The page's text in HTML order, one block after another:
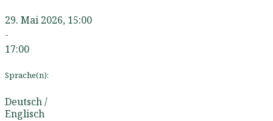
29. Mai 2026, 15:00
-
17:00
Sprache(n):
Deutsch /
Englisch